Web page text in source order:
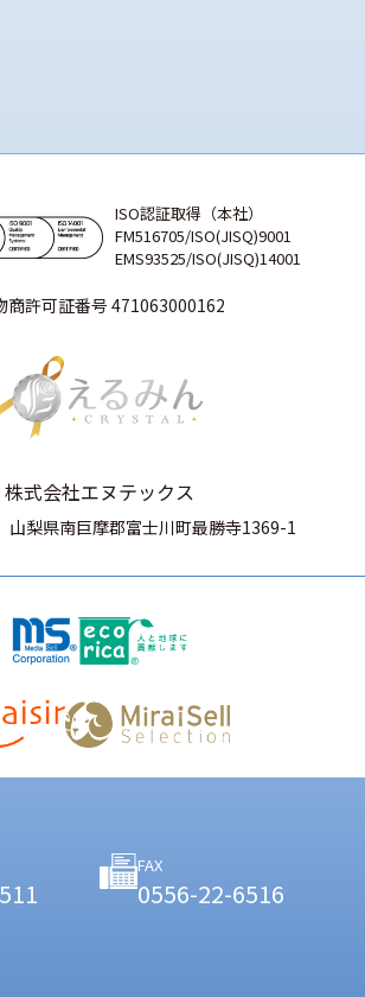
ISO認証取得（本社）
FM516705/ISO(JISQ)9001
EMS93525/ISO(JISQ)14001
商許可証番号 471063000162
株式会社エヌテックス
山梨県南巨摩郡富士川町最勝寺1369-1
FAX
0556-22-6516